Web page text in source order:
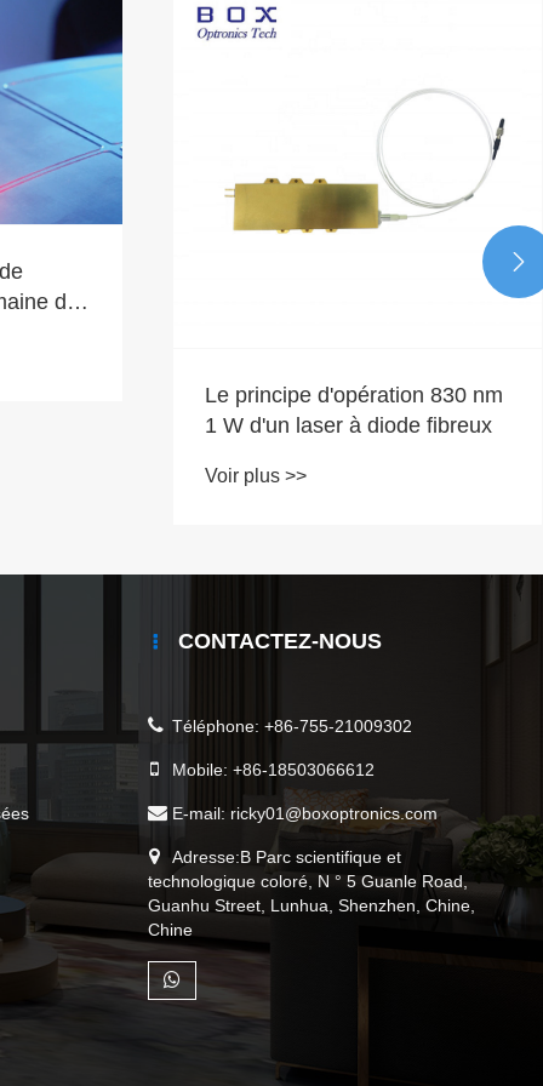
Comment une source
lumineuse DFB contribue-t-elle
d’énergie dans les grandes
Voir plus >>

CONTACTEZ-NOUS
Téléphone: +86-755-21009302
Mobile: +86-18503066612
E-mail: ricky01@boxoptronics.com
Adresse:B Parc scientifique et
technologique coloré, N ° 5 Guanle Road,
Guanhu Street, Lunhua, Shenzhen, Chine,
Chine